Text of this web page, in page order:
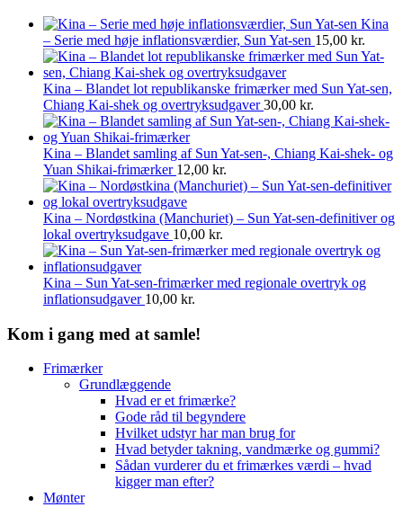
Kina
– Serie med høje inflationsværdier, Sun Yat-sen 15,00 kr.
Kina – Blandet lot republikanske frimærker med Sun Yat-sen,
Chiang Kai-shek og overtryksudgaver 30,00 kr.
Kina – Blandet samling af Sun Yat-sen-, Chiang Kai-shek- og
Yuan Shikai-frimærker 12,00 kr.
Kina – Nordøstkina (Manchuriet) – Sun Yat-sen-definitiver og
lokal overtryksudgave 10,00 kr.
Kina – Sun Yat-sen-frimærker med regionale overtryk og
inflationsudgaver 10,00 kr.
Kom i gang med at samle!
Frimærker
Grundlæggende
Hvad er et frimærke?
Gode råd til begyndere
Hvilket udstyr har man brug for
Hvad betyder takning, vandmærke og gummi?
Sådan vurderer du et frimærkes værdi – hvad
kigger man efter?
Mønter